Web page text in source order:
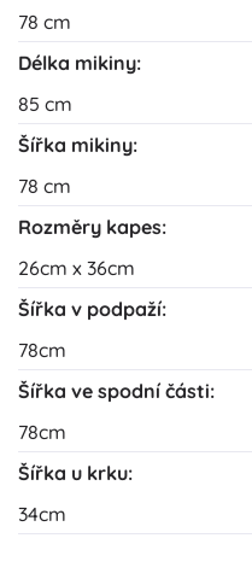
78 cm
Délka mikiny:
85 cm
Šířka mikiny:
78 cm
Rozměry kapes:
26cm x 36cm
Šířka v podpaží:
78cm
Šířka ve spodní části:
78cm
Šířka u krku:
34cm